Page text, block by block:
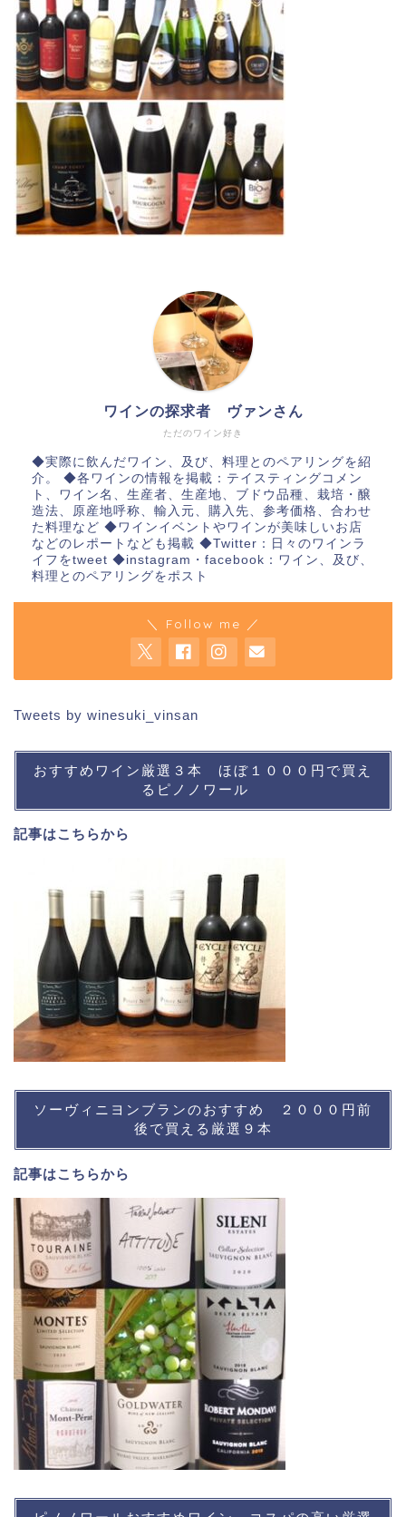
ただのワイン好き
ワインの探求者 ヴァンさん
◆実際に飲んだワイン、及び、料理とのペアリングを紹
介。 ◆各ワインの情報を掲載：テイスティングコメン
ト、ワイン名、生産者、生産地、ブドウ品種、栽培・醸
造法、原産地呼称、輸入元、購入先、参考価格、合わせ
た料理など ◆ワインイベントやワインが美味しいお店
などのレポートなども掲載 ◆Twitter：日々のワインラ
イフをtweet ◆instagram・facebook：ワイン、及び、
料理とのペアリングをポスト
＼ Follow me ／
Tweets by winesuki_vinsan
おすすめワイン厳選３本 ほぼ１０００円で買え
るピノノワール
記事はこちらから
ソーヴィニヨンブランのおすすめ ２０００円前
後で買える厳選９本
記事はこちらから